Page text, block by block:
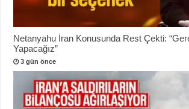
Netanyahu İran Konusunda Rest Çekti:
Yapacağız”
3 gün önce